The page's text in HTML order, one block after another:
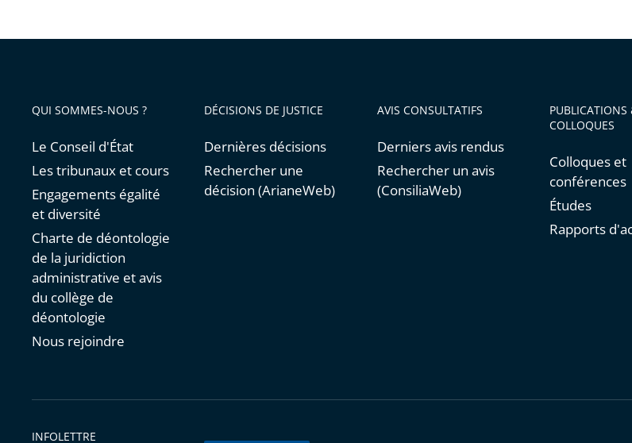
QUI SOMMES-NOUS ?
Le Conseil d'État
Les tribunaux et cours
Engagements égalité
et diversité
Charte de déontologie
de la juridiction
administrative et avis
du collège de
déontologie
Nous rejoindre
DÉCISIONS DE JUSTICE
Dernières décisions
Rechercher une
décision (ArianeWeb)
AVIS CONSULTATIFS
Derniers avis rendus
Rechercher un avis
(ConsiliaWeb)
PUBLICATIONS
COLLOQUES
Colloques et
conférences
Études
Rapports
INFOLETTRE